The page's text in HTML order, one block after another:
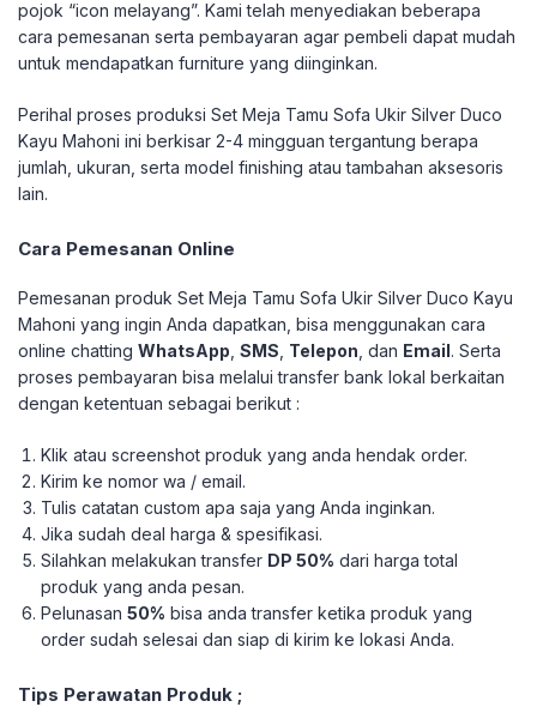
pojok “icon melayang”. Kami telah menyediakan beberapa
cara pemesanan serta pembayaran agar pembeli dapat mudah
untuk mendapatkan furniture yang diinginkan.
Perihal proses produksi Set Meja Tamu Sofa Ukir Silver Duco
Kayu Mahoni ini berkisar 2-4 mingguan tergantung berapa
jumlah, ukuran, serta model finishing atau tambahan aksesoris
lain.
Cara Pemesanan Online
Pemesanan produk Set Meja Tamu Sofa Ukir Silver Duco Kayu
Mahoni yang ingin Anda dapatkan, bisa menggunakan cara
online chatting WhatsApp SMS Telepon , dan Email. Serta
proses pembayaran bisa melalui transfer bank lokal berkaitan
dengan ketentuan sebagai berikut :
Klik atau screenshot produk yang anda hendak order.
Kirim ke nomor wa / email.
Tulis catatan custom apa saja yang Anda inginkan.
Jika sudah deal harga & spesifikasi.
Silahkan melakukan transfer DP 50% dari harga total
produk yang anda pesan.
Pelunasan50% bisa anda transfer ketika produk yang
order sudah selesai dan siap di kirim ke lokasi Anda.
Tips Perawatan Produk ;